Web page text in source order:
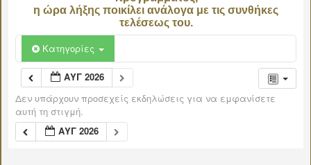
η ώρα λήξης ποικίλει ανάλογα με τις συνθήκες
τελέσεως του.
Κατηγορίες
ΑΥΓ 2026
Δεν υπάρχουν προσεχείς εκδηλώσεις για να εμφανίσετε
αυτή τη στιγμή.
ΑΥΓ 2026